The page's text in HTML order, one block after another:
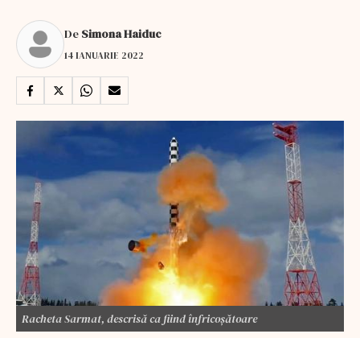
De Simona Haiduc
14 IANUARIE 2022
Racheta Sarmat, descrisă ca fiind înfricoșătoare